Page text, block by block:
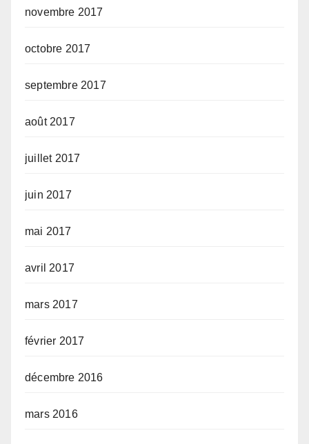
novembre 2017
octobre 2017
septembre 2017
août 2017
juillet 2017
juin 2017
mai 2017
avril 2017
mars 2017
février 2017
décembre 2016
mars 2016